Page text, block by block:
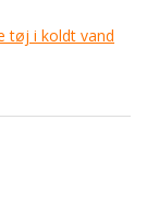
tøj i koldt vand